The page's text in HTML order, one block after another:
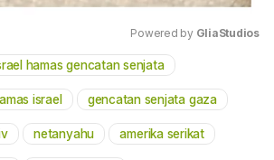
Powered by GliaStudios
hamas gencatan senjata
israel gencatan senjata gaza
netanyahu amerika serikat